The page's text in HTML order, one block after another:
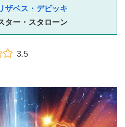
ザベス・デビッキ
ター・スタローン
3.5